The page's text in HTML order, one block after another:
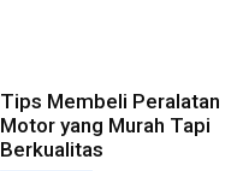
Tips Membeli Peralatan
Motor yang Murah Tapi
Berkualitas